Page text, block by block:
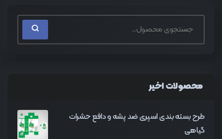
محصولات اخیر
طرح بسته بندی اسپری ضد پشه و دافع حشرات
گیاهی